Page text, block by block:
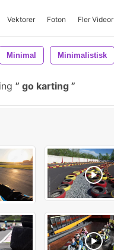
Vektorer Foton Fler Videor
Minimal Minimalistisk
go karting